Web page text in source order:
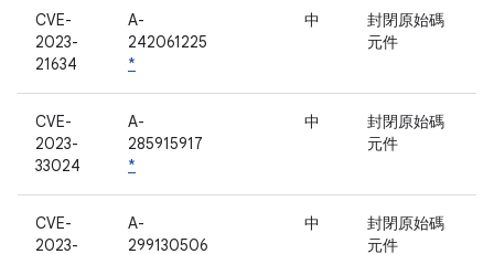
CVE-
2023-
21634
A-
242061225
*
中
封閉原始碼
元件
CVE-
2023-
33024
A-
285915917
*
中
封閉原始碼
元件
CVE-
2023-
A-
299130506
中
封閉原始碼
元件